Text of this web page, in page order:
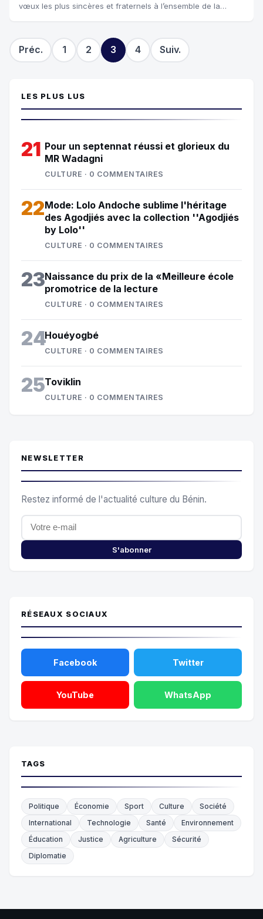
vœux les plus sincères et fraternels à l’ensemble de la
Préc. 1 2 3 4 Suiv.
LES PLUS LUS
21 Pour un septennat réussi et glorieux du
MR Wadagni
CULTURE · 0 COMMENTAIRES
22Mode: Lolo Andoche sublime l'héritage
des Agodjiés avec la collection ''Agodjiés
by Lolo''
CULTURE · 0 COMMENTAIRES
23Naissance du prix de la «Meilleure école
promotrice de la lecture
CULTURE · 0 COMMENTAIRES
24Houéyogbé
CULTURE · 0 COMMENTAIRES
25Toviklin
CULTURE · 0 COMMENTAIRES
NEWSLETTER
Restez informé de l'actualité culture du Bénin.
S'abonner
RÉSEAUX SOCIAUX
Facebook Twitter
YouTube WhatsApp
TAGS
Politique Économie Sport Culture
Société
International
Technologie Santé
Environnement
Éducation
Justice Agriculture
Sécurité
Diplomatie